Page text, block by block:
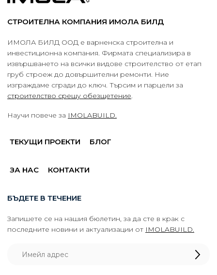
СТРОИТЕЛНА КОМПАНИЯ ИМОЛА БИЛД
ИМОЛА БИЛД ООД е варненска строителна и
инвестиционна компания. Фирмата специализира в
извършването на всички видове строителство от етап
груб строеж до довършителни ремонти. Ние
изграждаме сгради до ключ. Търсим и парцели за
строителство срещу обезщетение.
Научи повече за IMOLABUILD.
ТЕКУЩИ ПРОЕКТИ БЛОГ
ЗА НАС КОНТАКТИ
БЪДЕТЕ В ТЕЧЕНИЕ
Запишете се на нашия бюлетин, за да сте в крак с
последните новини и актуализации от IMOLABUILD.